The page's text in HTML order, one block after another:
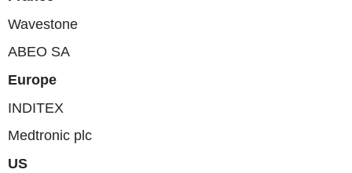
Wavestone
ABEO SA
Europe
INDITEX
Medtronic plc
US